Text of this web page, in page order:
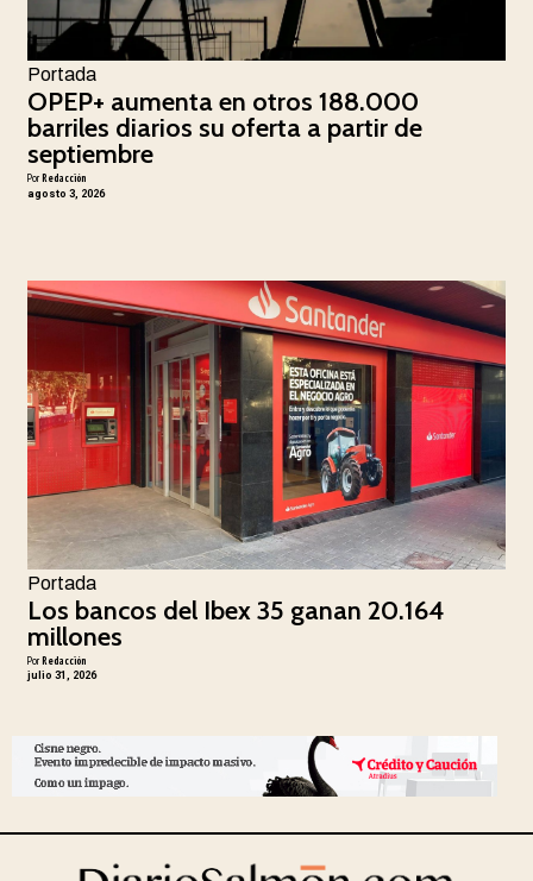
Portada
OPEP+ aumenta en otros 188.000
barriles diarios su oferta a partir de
septiembre
PorRedacción
agosto 3, 2026
Portada
Los bancos del Ibex 35 ganan 20.164
millones
PorRedacción
julio 31, 2026